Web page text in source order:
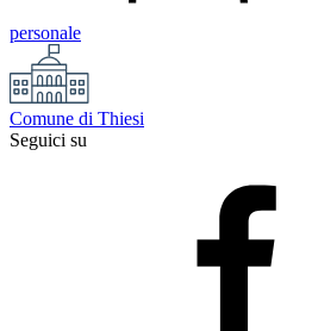
personale
Comune di Thiesi
Seguici su